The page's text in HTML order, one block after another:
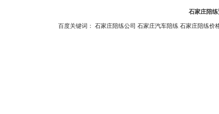
石家庄陪
百度关键词： 石家庄陪练公司 石家庄汽车陪练 石家庄陪练价